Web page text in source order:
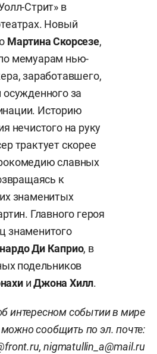
Стрит» в
Новый
Мартина Скорсезе,
мемуарам нью-
заработавшего,
осужденного за
Историю
нечистого на руку
трактует скорее
славных
к
знаменитых
Главного героя
знаменитого
Ди Каприо, в
подельников
иДжона Хилл.
интересном событии в мире
сообщить по эл. почте:
nigmatullin_a@mail.ru